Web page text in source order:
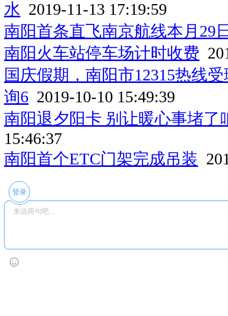
水 2019-11-13 17:19:59
南阳首条直飞南京航线本月29
南阳火车站停车场计时收费
国庆假期，南阳市12315热线
询6 2019-10-10 15:49:39
南阳退夕阳卡 别让暖心事堵了
15:46:37
南阳首个ETC门架完成吊装
登录